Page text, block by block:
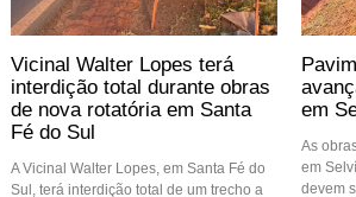
Vicinal Walter Lopes terá
interdição total durante obras
de nova rotatória em Santa
Fé do Sul
A Vicinal Walter Lopes, em Santa Fé do
Sul, terá interdição total de um trecho a
em
As
em
devem